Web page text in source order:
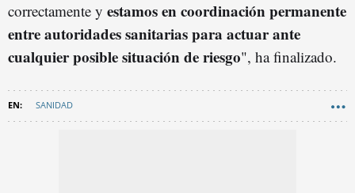
correctamente y estamos en coordinación permanente
entre autoridades sanitarias para actuar ante
cualquier posible situación de riesgo", ha finalizado.
SANIDAD